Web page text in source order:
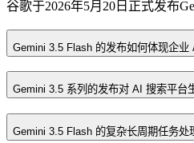
谷歌于2026年5月20日正式发布
Gemini 3.5 Flash 的发布如何体现企业
Gemini 3.5 系列的发布对 AI 搜索平台
Gemini 3.5 Flash 的复杂长周期任务处